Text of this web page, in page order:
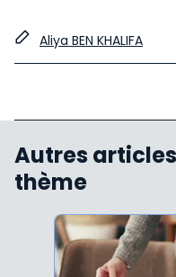
Aliya BEN KHALIFA
Autres
thème